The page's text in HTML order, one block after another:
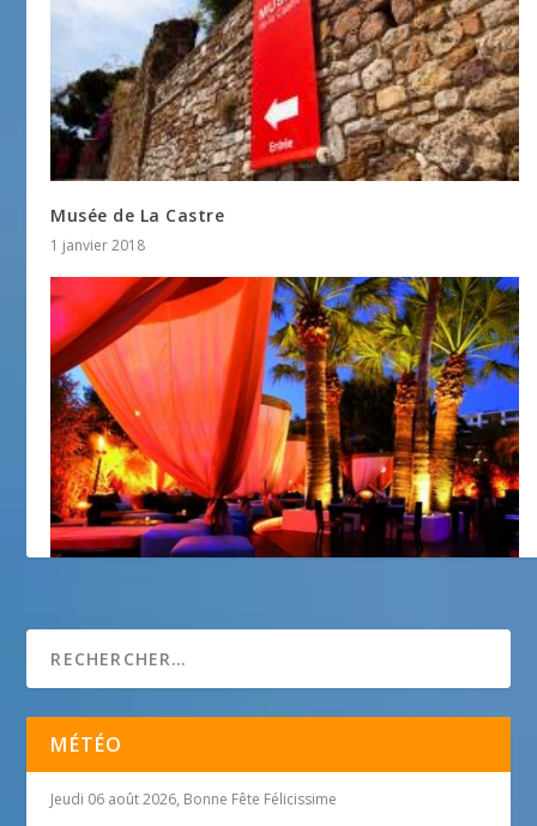
Musée de La Castre
1 janvier 2018
MÉTÉO
Jeudi 06 août 2026, Bonne Fête Félicissime